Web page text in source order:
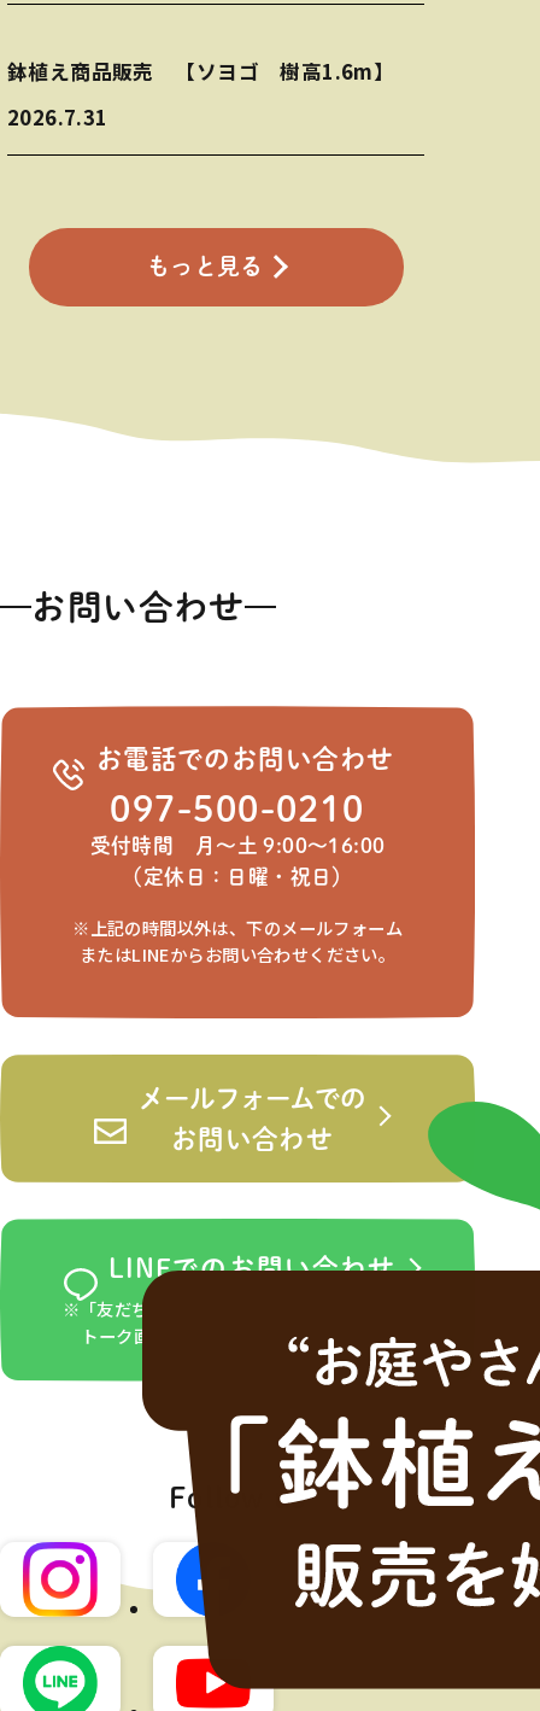
鉢植え商品販売 【ソヨゴ 樹高1.6m】
2026.7.31
もっと見る
お問い合わせ
お電話でのお問い合わせ
097-500-0210
受付時間 月～土 9:00～16:00
（定休日：日曜・祝日）
※上記の時間以外は、下のメールフォーム
またはLINEからお問い合わせください。
メールフォームでの
お問い合わせ
LINEでのお問い合わせ
※「友だち追加」ボタンをタップ後、LINEの
トーク画面からお問い合わせください。
Follow us